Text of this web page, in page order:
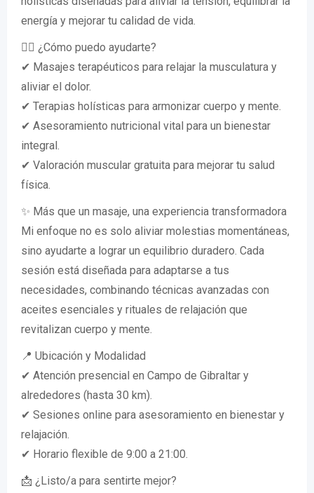
energía y mejorar tu calidad de vida.
💆‍♀️ ¿Cómo puedo ayudarte?
✔ Masajes terapéuticos para relajar la musculatura y
aliviar el dolor.
✔ Terapias holísticas para armonizar cuerpo y mente.
✔ Asesoramiento nutricional vital para un bienestar
integral.
✔ Valoración muscular gratuita para mejorar tu salud
física.
✨ Más que un masaje, una experiencia transformadora
Mi enfoque no es solo aliviar molestias momentáneas,
sino ayudarte a lograr un equilibrio duradero. Cada
sesión está diseñada para adaptarse a tus
necesidades, combinando técnicas avanzadas con
aceites esenciales y rituales de relajación que
revitalizan cuerpo y mente.
📍 Ubicación y Modalidad
✔ Atención presencial en Campo de Gibraltar y
alrededores (hasta 30 km).
✔ Sesiones online para asesoramiento en bienestar y
relajación.
✔ Horario flexible de 9:00 a 21:00.
📩 ¿Listo/a para sentirte mejor?